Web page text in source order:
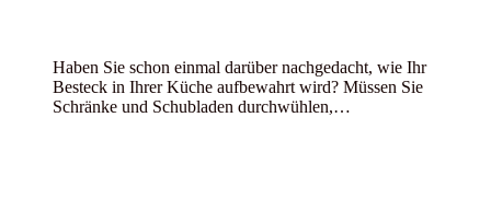
Haben Sie schon einmal darüber nachgedacht, wie Ihr
Besteck in Ihrer Küche aufbewahrt wird? Müssen Sie
Schränke und Schubladen durchwühlen,…